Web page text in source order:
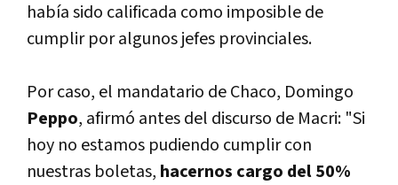
habí­a sido calificada como imposible de
cumplir por algunos jefes provinciales.
Por caso, el mandatario de Chaco, Domingo
Peppo, afirmó antes del discurso de Macri: "Si
hoy no estamos pudiendo cumplir con
nuestras boletas, hacernos cargo del 50%